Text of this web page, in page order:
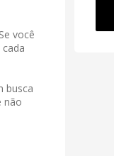
você
busca
não